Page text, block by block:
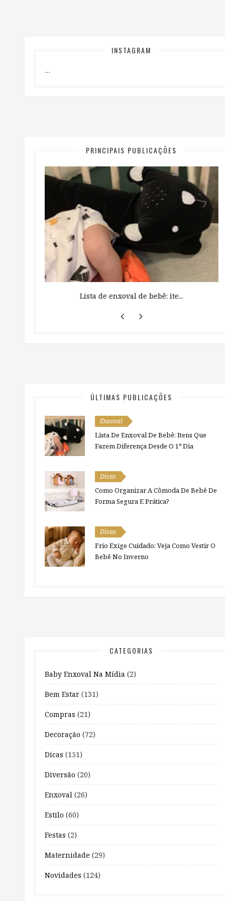
INSTAGRAM
…
PRINCIPAIS PUBLICAÇÕES
Lista de enxoval de bebê: ite...
ÚLTIMAS PUBLICAÇÕES
Enxoval
Lista De Enxoval De Bebê: Itens Que
Fazem Diferença Desde O 1º Dia
Dicas
Como Organizar A Cômoda De Bebê De
Forma Segura E Prática?
Dicas
Frio Exige Cuidado: Veja Como Vestir O
Bebê No Inverno
CATEGORIAS
Baby Enxoval Na Mídia (2)
Bem Estar (131)
Compras (21)
Decoração (72)
Dicas (151)
Diversão (20)
Enxoval (26)
Estilo (60)
Festas (2)
Maternidade (29)
Novidades (124)